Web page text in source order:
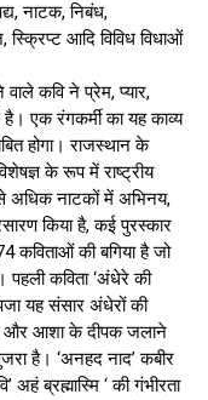
नाटक, निबंध,
आदि विविध विधाओं
कवि ने प्रेम, प्यार,
एक रंगकर्मी का यह काव्य
होगा। राजस्थान के
के रूप में राष्ट्रीय
अधिक नाटकों में अभिनय,
किया है, कई पुरस्कार
कविताओं की बगिया है जो
कविता ‘अंधेरे की
यह संसार अंधेरों की
और आशा के दीपक जलाने
है। ‘अनहद नाद’ कबीर
ब्रह्मास्मि ‘ की गंभीरता